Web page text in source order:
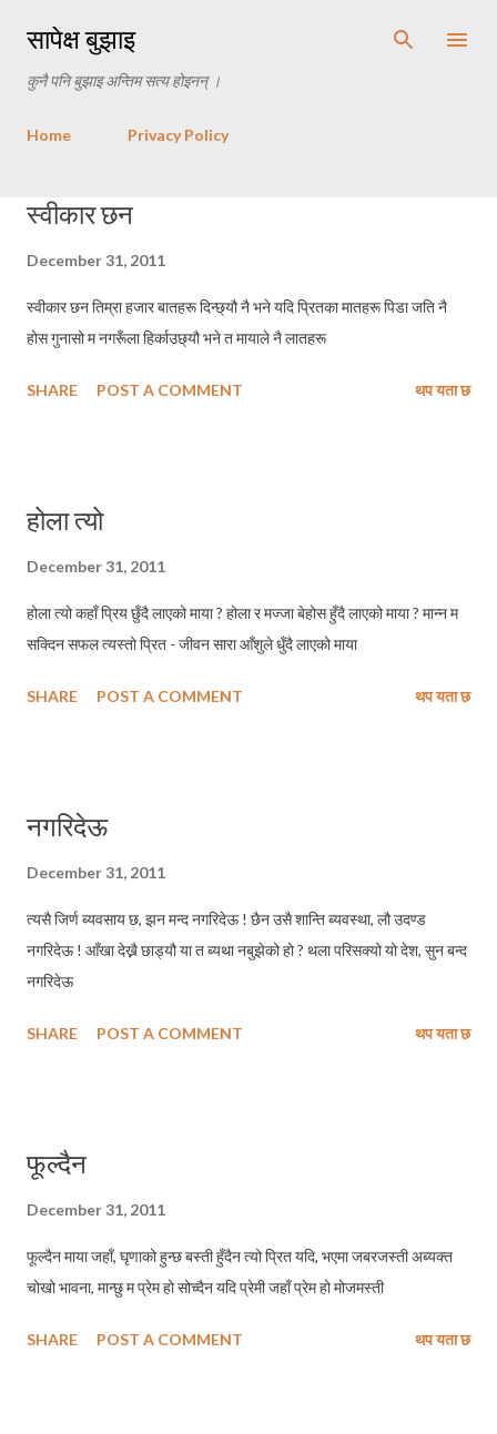
सापेक्ष बुझाइ
कुनै पनि बुझाइ अन्तिम सत्य होइनन् ।
Home Privacy Policy
स्वीकार छन
December 31, 2011
स्वीकार छन तिम्रा हजार बातहरू दिन्छ्यौ नै भने यदि प्रितका मातहरू पिडा जति नै
होस गुनासो म नगरूँला हिर्काउछ्यौ भने त मायाले नै लातहरू
SHARE POST A COMMENT थप यता छ
होला त्यो
December 31, 2011
होला त्यो कहाँ प्रिय छुँदै लाएको माया ? होला र मज्जा बेहोस हुँदै लाएको माया ? मान्न म
सक्दिन सफल त्यस्तो प्रित - जीवन सारा आँशुले धुँदै लाएको माया
SHARE POST A COMMENT थप यता छ
नगरिदेऊ
December 31, 2011
त्यसै जिर्ण ब्यवसाय छ, झन मन्द नगरिदेऊ ! छैन उसै शान्ति ब्यवस्था, लौ उदण्ड
नगरिदेऊ ! आँखा देख्नै छाड्यौ या त ब्यथा नबुझेको हो ? थला परिसक्यो यो देश, सुन बन्द
नगरिदेऊ
SHARE POST A COMMENT थप यता छ
फूल्दैन
December 31, 2011
फूल्दैन माया जहाँ, घृणाको हुन्छ बस्ती हुँदैन त्यो प्रित यदि, भएमा जबरजस्ती अब्यक्त
चोखो भावना, मान्छु म प्रेम हो सोच्दैन यदि प्रेमी जहाँ प्रेम हो मोजमस्ती
SHARE POST A COMMENT थप यता छ